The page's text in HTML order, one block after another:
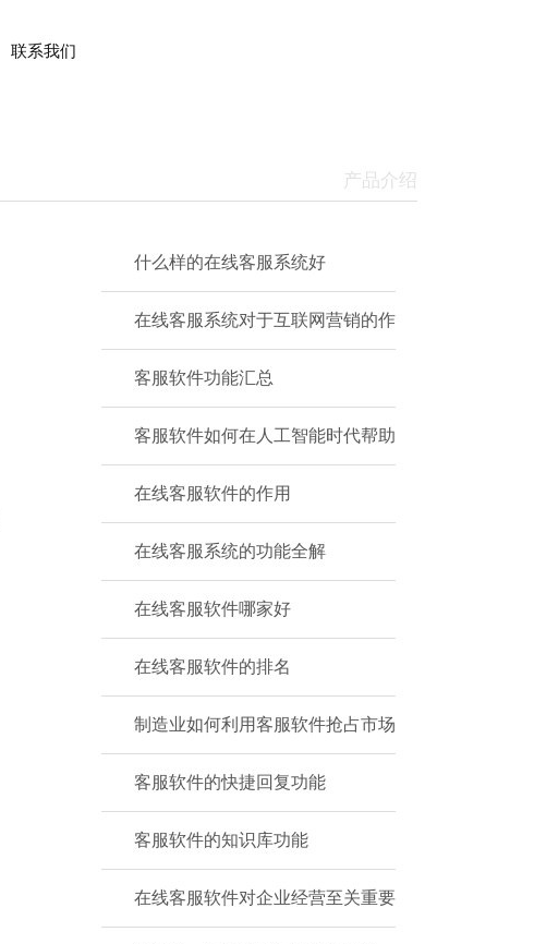
联系我们
产品介绍
什么样的在线客服系统好
在线客服系统对于互联网营销的作
客服软件功能汇总
客服软件如何在人工智能时代帮助
在线客服软件的作用
在线客服系统的功能全解
在线客服软件哪家好
在线客服软件的排名
制造业如何利用客服软件抢占市场
客服软件的快捷回复功能
客服软件的知识库功能
在线客服软件对企业经营至关重要